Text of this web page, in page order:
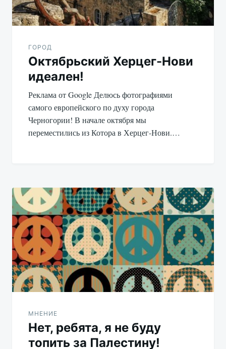
ГОРОД
Октябрьский Херцег-Нови
идеален!
Реклама от Google Делюсь фотографиями
самого европейского по духу города
Черногории! В начале октября мы
переместились из Котора в Херцег-Нови.…
МНЕНИЕ
Нет, ребята, я не буду
топить за Палестину!